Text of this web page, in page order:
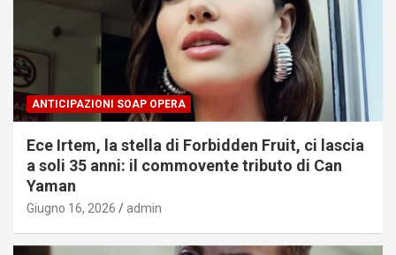
ANTICIPAZIONI SOAP OPERA
Ece Irtem, la stella di Forbidden Fruit, ci lascia
a soli 35 anni: il commovente tributo di Can
Yaman
Giugno 16, 2026 admin